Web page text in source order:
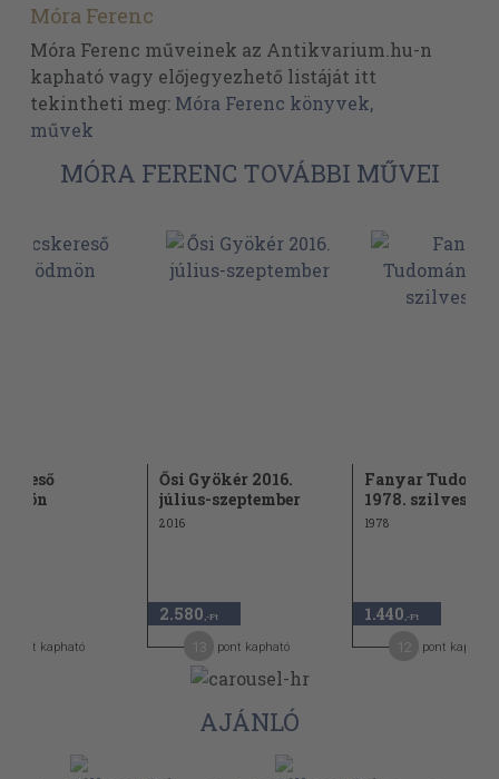
Móra Ferenc
Móra Ferenc műveinek az Antikvarium.hu-n
kapható vagy előjegyezhető listáját itt
tekintheti meg: Móra Ferenc könyvek,
művek
MÓRA FERENC TOVÁBBI MŰVEI
pont kapható
Ősi Gyökér 2016.
július-szeptember
2016
2.580 ,-Ft
pont kapható
Fanyar
1978. szilveszter
1978
1.440 ,-Ft
pont kapható
AJÁNLÓ